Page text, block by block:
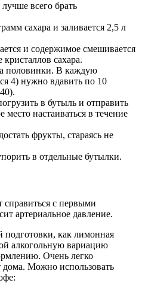
всего брать
сахара и заливается 2,5 л
и содержимое смешивается
сахара.
половинки. В каждую
4) нужно вдавить по 10
в бутыль и отправить
место настаиваться в течение
фрукты, стараясь не
в отдельные бутылки.
справиться с первыми
артериальное давление.
подготовки, как лимонная
алкогольную вариацию
Очень легко
Можно использовать